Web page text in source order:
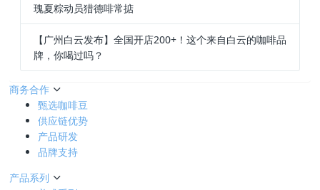
瑰夏粽动员猎德啡常掂
【广州白云发布】全国开店200+！这个来自白云的咖啡品
牌，你喝过吗？
商务合作
甄选咖啡豆
供应链优势
产品研发
品牌支持
产品系列